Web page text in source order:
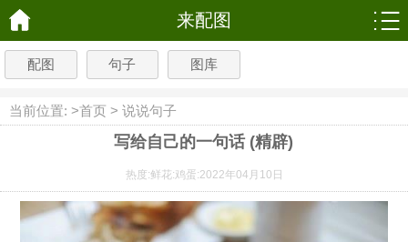
来配图
配图 句子 图库
当前位置: >首页 > 说说句子
写给自己的一句话 (精辟)
热度:鲜花:鸡蛋:2022年04月10日